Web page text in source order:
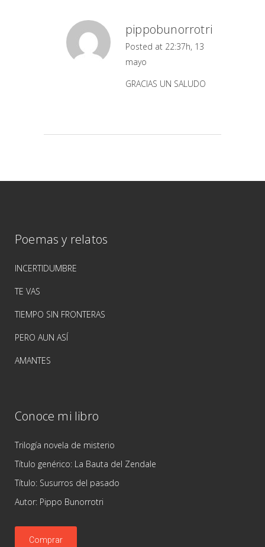
pippobunorrotri
Posted at 22:37h, 13
mayo
GRACIAS UN SALUDO
Poemas y relatos
INCERTIDUMBRE
TE VAS
TIEMPO SIN FRONTERAS
PERO AUN ASÍ
AMANTES
Conoce mi libro
Trilogía novela de misterio
Título genérico: La Bauta del Zendale
Título: Susurros del pasado
Autor: Pippo Bunorrotri
Comprar